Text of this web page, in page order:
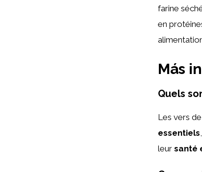
farine
en
Más
Quels
Les vers
essentiels
leur santé